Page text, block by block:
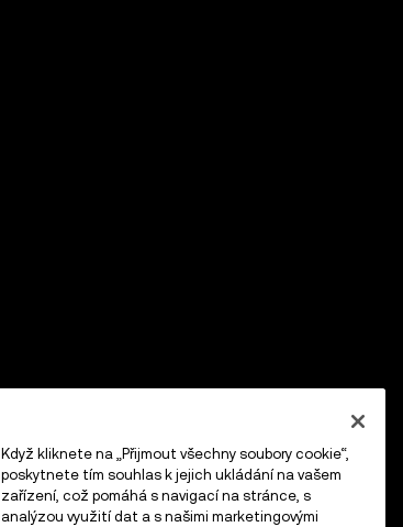
Když kliknete na „Přijmout všechny soubory cookie“,
poskytnete tím souhlas k jejich ukládání na vašem
zařízení, což pomáhá s navigací na stránce, s
analýzou využití dat a s našimi marketingovými